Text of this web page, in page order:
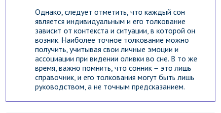
Однако, следует отметить, что каждый сон
является индивидуальным и его толкование
зависит от контекста и ситуации, в которой он
возник. Наиболее точное толкование можно
получить, учитывая свои личные эмоции и
ассоциации при видении оливки во сне. В то же
время, важно помнить, что сонник – это лишь
справочник, и его толкования могут быть лишь
руководством, а не точным предсказанием.